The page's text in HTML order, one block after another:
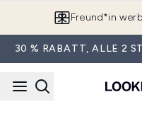
Freund*in
30 % RABATT, ALLE 2